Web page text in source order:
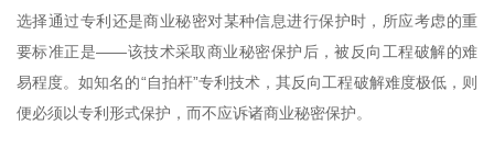
选择通过专利还是商业秘密对某种信息进行保护时，所应考虑的重
要标准正是——该技术采取商业秘密保护后，被反向工程破解的难
易程度。如知名的“自拍杆”专利技术，其反向工程破解难度极低，则
便必须以专利形式保护，而不应诉诸商业秘密保护。